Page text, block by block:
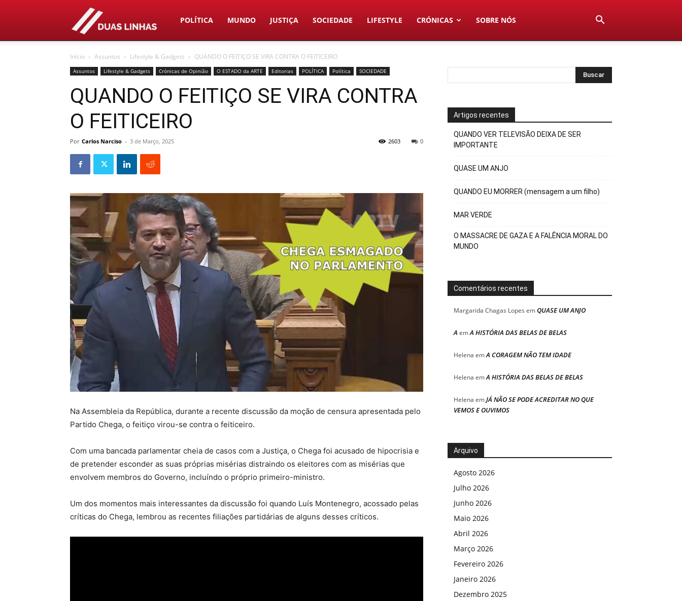
Duas
Linhas
POLÍTICA MUNDO JUSTIÇA SOCIEDADE LIFESTYLE CRÓNICAS SOBRE NÓS
Início Assuntos Lifestyle & Gadgets QUANDO O FEITIÇO SE VIRA CONTRA O FEITICEIRO
Assuntos Lifestyle & Gadgets Crónicas de Opinião O ESTADO da ARTE Editorias POLÍTICA Política SOCIEDADE
QUANDO O FEITIÇO SE VIRA CONTRA
O FEITICEIRO
Por Carlos Narciso - 3 de Março, 2025 0
2603
Na Assembleia da República, durante a recente discussão da moção de censura apresentada pelo
Partido Chega, o feitiço virou-se contra o feiticeiro.
Com uma bancada parlamentar cheia de casos com a Justiça, o Chega foi acusado de hipocrisia e
de pretender esconder as suas próprias misérias distraindo os eleitores com as misérias que
envolvem membros do Governo, incluíndo o próprio primeiro-ministro.
Um dos momentos mais interessantes da discussão foi quando Luís Montenegro, acossado pelas
críticas do Chega, lembrou as recentes filiações partidárias de alguns desses críticos.
Artigos recentes
QUANDO VER TELEVISÃO DEIXA DE SER
IMPORTANTE
QUASE UM ANJO
QUANDO EU MORRER (mensagem a um filho)
MAR VERDE
O MASSACRE DE GAZA E A FALÊNCIA MORAL DO
MUNDO
Comentários recentes
Margarida Chagas Lopes emQUASE UM ANJO
A emA HISTÓRIA DAS BELAS DE BELAS
Helena emA CORAGEM NÃO TEM IDADE
Helena emA HISTÓRIA DAS BELAS DE BELAS
Helena emJÁ NÃO SE PODE ACREDITAR NO QUE
VEMOS E OUVIMOS
Arquivo
Agosto 2026
Julho 2026
Junho 2026
Maio 2026
Abril 2026
Março 2026
Fevereiro 2026
Janeiro 2026
Dezembro 2025